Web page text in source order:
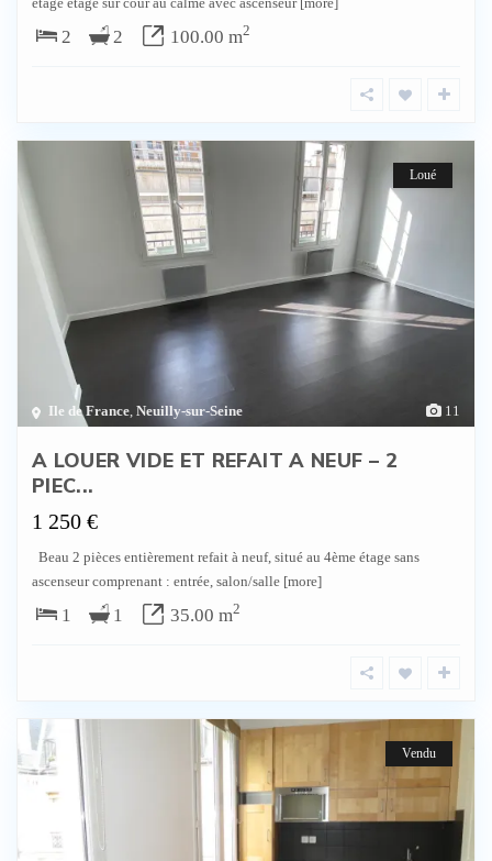
2 2 100.00 m2
11
Ile de France Neuilly-sur-Seine
Loué
A LOUER VIDE ET REFAIT A NEUF – 2
PIEC...
1 250 €
Beau 2 pièces entièrement refait à neuf, situé au 4ème étage sans
ascenseur comprenant : entrée, salon/salle [more]
1 1 35.00 m2
Vendu